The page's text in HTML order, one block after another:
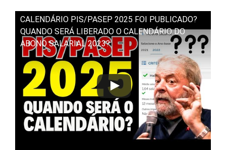
CALENDÁRIO PIS/PASEP 2025 FOI PUBLICADO?
QUANDO SERÁ LIBERADO O CALENDÁRIO DO
ABONO SALARIAL 2023?